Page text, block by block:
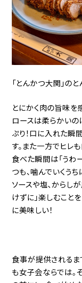
「とんかつ大関」の
とにかく肉の旨味を
ロースは柔らかいの
ぷり！口に入れた瞬
す。また一方でヒレ
食べた瞬間は「うわ
つも、噛んでいくう
ソースや塩、からし
けずに」楽しむこと
に美味しい！
食事が提供されるま
も女子会ならでは。